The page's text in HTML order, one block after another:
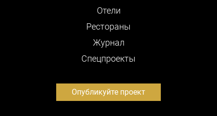
Отели
Рестораны
Журнал
Cпецпроекты
Опубликуйте проект